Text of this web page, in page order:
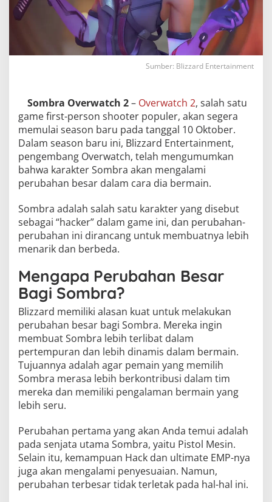
Sumber: Blizzard Entertainment
Sombra Overwatch 2– Overwatch 2, salah satu
game first-person shooter populer, akan segera
memulai season baru pada tanggal 10 Oktober.
Dalam season baru ini, Blizzard Entertainment,
pengembang Overwatch, telah mengumumkan
bahwa karakter Sombra akan mengalami
perubahan besar dalam cara dia bermain.
Sombra adalah salah satu karakter yang disebut
sebagai “hacker” dalam game ini, dan perubahan-
perubahan ini dirancang untuk membuatnya lebih
menarik dan berbeda.
Mengapa Perubahan Besar
Bagi Sombra?
Blizzard memiliki alasan kuat untuk melakukan
perubahan besar bagi Sombra. Mereka ingin
membuat Sombra lebih terlibat dalam
pertempuran dan lebih dinamis dalam bermain.
Tujuannya adalah agar pemain yang memilih
Sombra merasa lebih berkontribusi dalam tim
mereka dan memiliki pengalaman bermain yang
lebih seru.
Perubahan pertama yang akan Anda temui adalah
pada senjata utama Sombra, yaitu Pistol Mesin.
Selain itu, kemampuan Hack dan ultimate EMP-nya
juga akan mengalami penyesuaian. Namun,
perubahan terbesar tidak terletak pada hal-hal ini.